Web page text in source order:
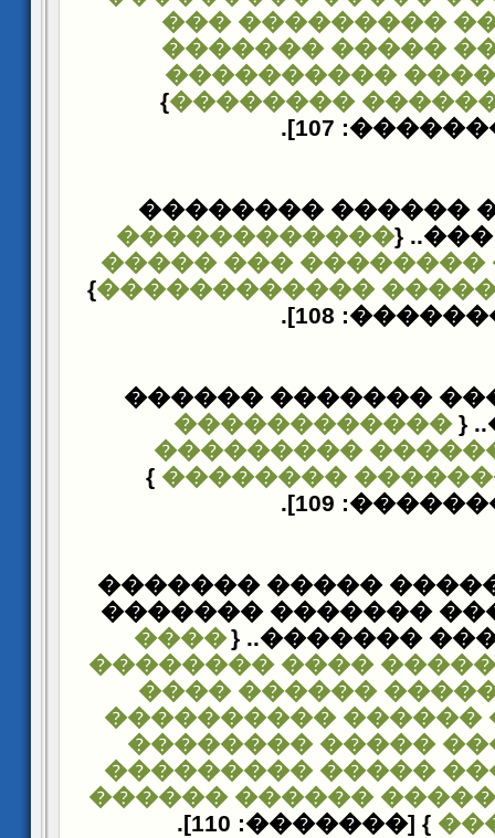
��������
�������� �����
����������
������������
}
[�������:
�������� ������
������������
���������
������ ��������
}
[�������:
������ ����
������������
������������
�������������
}
[�������:
�� ���� �������
������ �����
��� �������
����
�������� ������
������������
��������� ������
���������� �����
����������� �����
����� ���������
} [�������: 110].